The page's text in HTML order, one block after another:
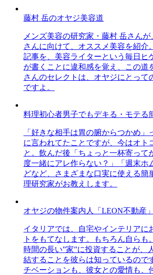
藤村 岳のオヤジ美容道
メンズ美容の研究家・藤村 岳さん
さんに向けて、オススメ美容を紹介
記事を、美容ライターという毎日ヒ
が書くことに違和感を覚え、この道
さんのセレクトは、オヤジにとって
ですよ。
料理初心者男子でもデキる・モテる
「好きな相手は胃の腑からつかめ」
に言われてたことですが、今はオト
と。飲んだ後「ちょっと一杯寄って
度一緒にアレ作らない？」「週末ホ
どなど、さまざまな口実に使える簡
理研究家がお教えします。
オヤジの物件案内人「LEON不動産」
イタリアでは、自宅やインテリアに
トをもてなします。もちろん自らも
時間の長い”家”に投資することが、
結することを彼らは知っているので
チベーションも、彼女との愛情も、